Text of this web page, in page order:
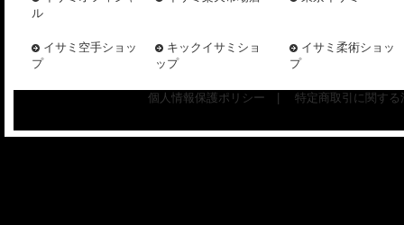
ル
イサミ空手ショッ
プ
キックイサミショ
ップ
イサミ柔術ショッ
プ
個人情報保護ポリシー 特定商取引に関す